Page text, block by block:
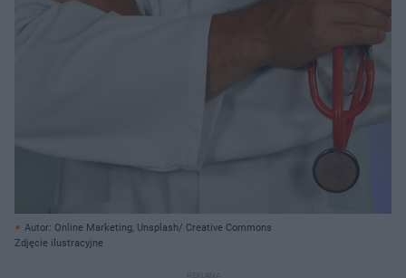
Autor: Online Marketing, Unsplash/ Creative Commons
Zdjęcie ilustracyjne